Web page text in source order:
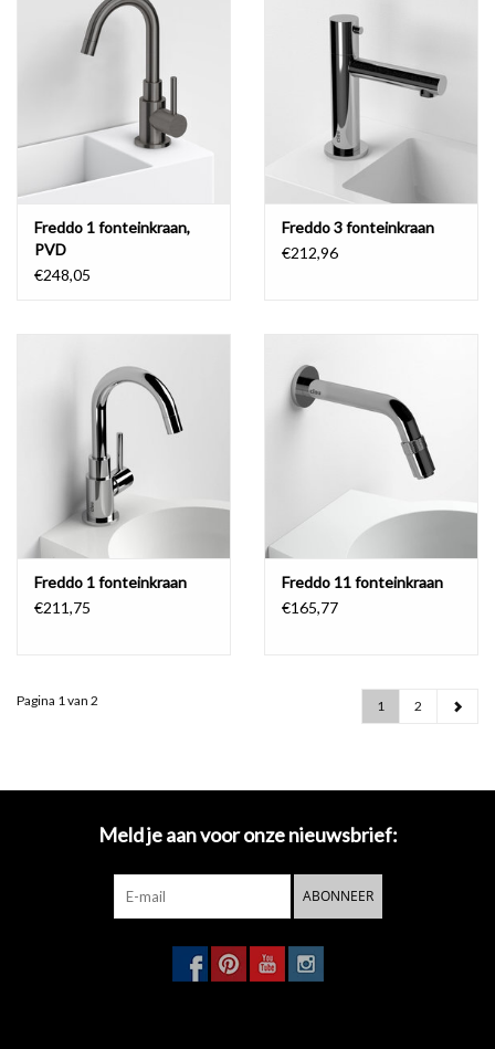
Freddo 1 fonteinkraan,
PVD
€248,05
Freddo 3 fonteinkraan
€212,96
Freddo 1 fonteinkraan
€211,75
Freddo 11 fonteinkraan
€165,77
Pagina 1 van 2 1 2
Meld je aan voor onze nieuwsbrief:
ABONNEER